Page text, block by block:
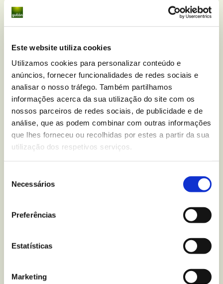
Este website utiliza cookies
Utilizamos cookies para personalizar conteúdo e
anúncios, fornecer funcionalidades de redes sociais e
analisar o nosso tráfego. Também partilhamos
informações acerca da sua utilização do site com os
nossos parceiros de redes sociais, de publicidade e de
análise, que as podem combinar com outras informações
que lhes forneceu ou recolhidas por estes a partir da sua
utilização dos respetivos serviços.
Necessários
Preferências
Estatísticas
Marketing
conserva!
desfaça as sardinhas em lata depois de bem escorridas, e
misture-as com tomate frito e algumas azeitonas. Quando
a massa estiver quase cozida, retire umas colheradas de
água da cozedura e incorpore-as no molho, para ajudar a
misturar bem. Escorra a massa, e utilize o tacho para a
misturar como o molho.
Divida em duas doses. Guarde uma no frigorífico, e à que
for comer no próprio dia adicione queijo ralado tipo
Receita de legumes salteados e frango
Serve para rechear as tortilhas e misturar com o
cuscuz noutro dia. Dará para 2 porções.
Salteie legumes frescos cortados em tiras (pimento,
pouco de azeite. Reserve. Também poderá optar por